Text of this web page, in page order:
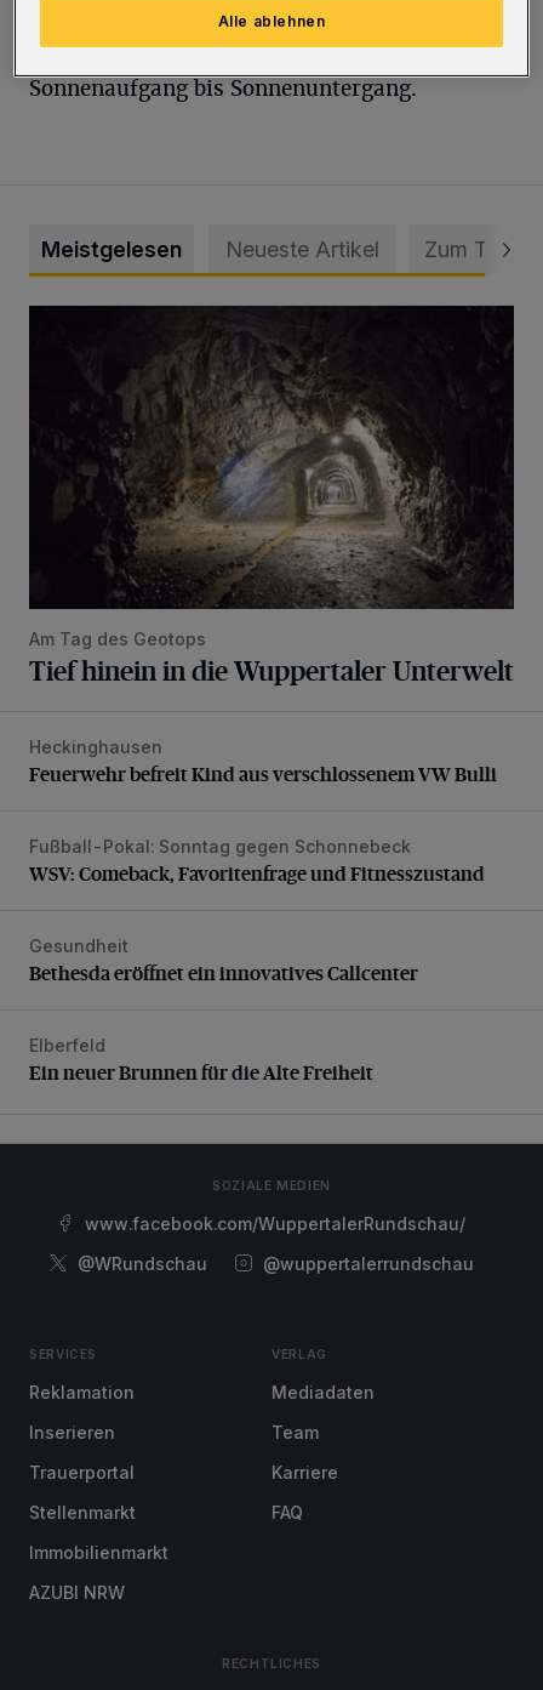
Aufsehen. Sie durften einen Blick in das Innere
werfen. Geflogen wird übrigens von
Sonnenaufgang bis Sonnenuntergang.
Meistgelesen Neueste Artikel Zum Thema
Am Tag des Geotops
Tief hinein in die Wuppertaler Unterwelt
Feuerwehr befreit Kind aus verschlossenem VW Bulli
Heckinghausen
Feuerwehr befreit Kind aus verschlossenem VW Bulli
WSV: Comeback, Favoritenfrage und Fitnesszustand
Fußball-Pokal: Sonntag gegen Schonnebeck
WSV: Comeback, Favoritenfrage und Fitnesszustand
Bethesda eröffnet ein innovatives Callcenter
Gesundheit
Bethesda eröffnet ein innovatives Callcenter
Ein neuer Brunnen für die Alte Freiheit
Elberfeld
Ein neuer Brunnen für die Alte Freiheit
SOZIALE MEDIEN
www.facebook.com/WuppertalerRundschau/
@WRundschau
@wuppertalerrundschau
SERVICES
Reklamation
Inserieren
Trauerportal
Stellenmarkt
Immobilienmarkt
AZUBI NRW
VERLAG
Mediadaten
Team
Karriere
FAQ
RECHTLICHES
Alle ablehnen